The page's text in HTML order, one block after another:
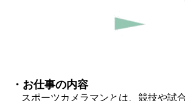
・お仕事の内容
スポーツカメラマンとは、競技や試